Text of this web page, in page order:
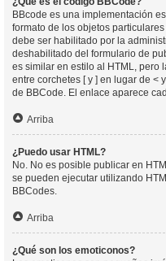
BBcode es una implementación
formato de los objetos
debe ser habilitado por la
deshabilitado del formulario de
es similar en estilo al HTML, pero
entre corchetes [ y ] en lugar de <
de BBCode. El enlace aparece
Arriba
¿Puedo usar HTML?
No. No es posible publicar en
se pueden ejecutar utilizando
BBCodes.
Arriba
¿Qué son los emoticonos?